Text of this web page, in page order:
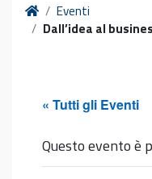
HomeEventi
Dall’idea al
« Tutti gli Eventi
Questo evento è